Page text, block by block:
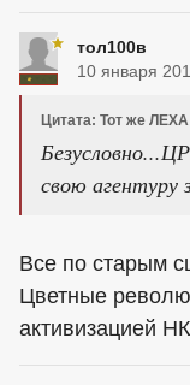
тол100в
10 января
Цитата: Тот же ЛЕХА
свою агентуру
Все по старым
Цветные
активизацией